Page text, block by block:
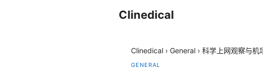
Clinedical
Clinedical › General › 科学上网观察与机
GENERAL